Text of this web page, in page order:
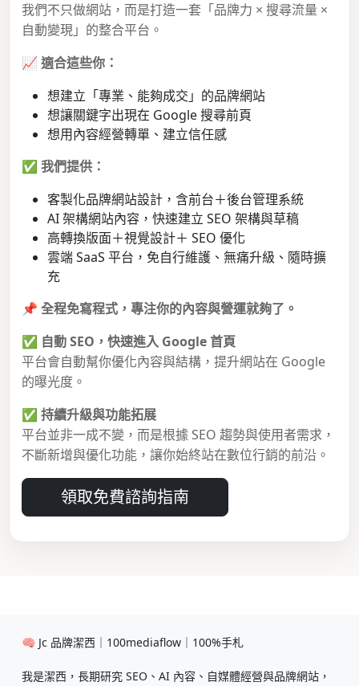
我們不只做網站，而是打造一套「品牌力 × 搜尋流量 ×
自動變現」的整合平台。
📈 適合這些你：
想建立「專業、能夠成交」的品牌網站
想讓關鍵字出現在 Google 搜尋前頁
想用內容經營轉單、建立信任感
✅ 我們提供：
客製化品牌網站設計，含前台＋後台管理系統
AI 架構網站內容，快速建立 SEO 架構與草稿
高轉換版面＋視覺設計＋ SEO 優化
雲端 SaaS 平台，免自行維護、無痛升級、隨時擴
充
📌 全程免寫程式，專注你的內容與營運就夠了。
✅ 自動 SEO，快速進入 Google 首頁
平台會自動幫你優化內容與結構，提升網站在 Google
的曝光度。
✅ 持續升級與功能拓展
平台並非一成不變，而是根據 SEO 趨勢與使用者需求，
不斷新增與優化功能，讓你始終站在數位行銷的前沿。
領取免費諮詢指南
🧠 Jc 品牌潔西｜100mediaflow｜100%手札
我是潔西，長期研究 SEO、AI 內容、自媒體經營與品牌網站，